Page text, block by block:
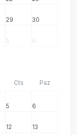
29 30
5 6
Cts Paz
5 6
12 13